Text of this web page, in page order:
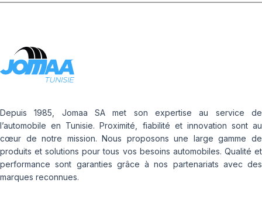
Depuis 1985, Jomaa SA met son expertise au service de
l’automobile en Tunisie. Proximité, fiabilité et innovation sont au
cœur de notre mission. Nous proposons une large gamme de
produits et solutions pour tous vos besoins automobiles. Qualité et
performance sont garanties grâce à nos partenariats avec des
marques reconnues.